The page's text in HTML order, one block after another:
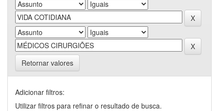
Retornar valores
Adicionar filtros:
Utilizar filtros para refinar o resultado de busca.